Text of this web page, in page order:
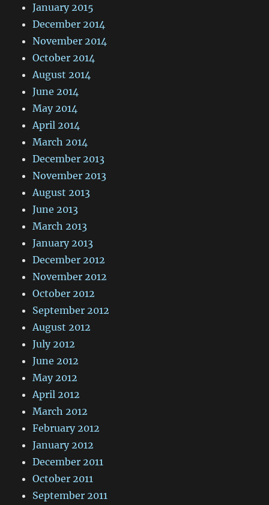
January 2015
December 2014
November 2014
October 2014
August 2014
June 2014
May 2014
April 2014
March 2014
December 2013
November 2013
August 2013
June 2013
March 2013
January 2013
December 2012
November 2012
October 2012
September 2012
August 2012
July 2012
June 2012
May 2012
April 2012
March 2012
February 2012
January 2012
December 2011
October 2011
September 2011